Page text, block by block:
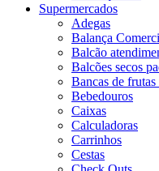
Supermercados
Adegas
Balança
Balcão
Balcões secos
Bancas de frutas
Bebedouros
Caixas
Calculadoras
Carrinhos
Cestas